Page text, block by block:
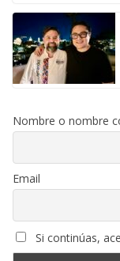
Nombre o nombre
Email
Si continúas,